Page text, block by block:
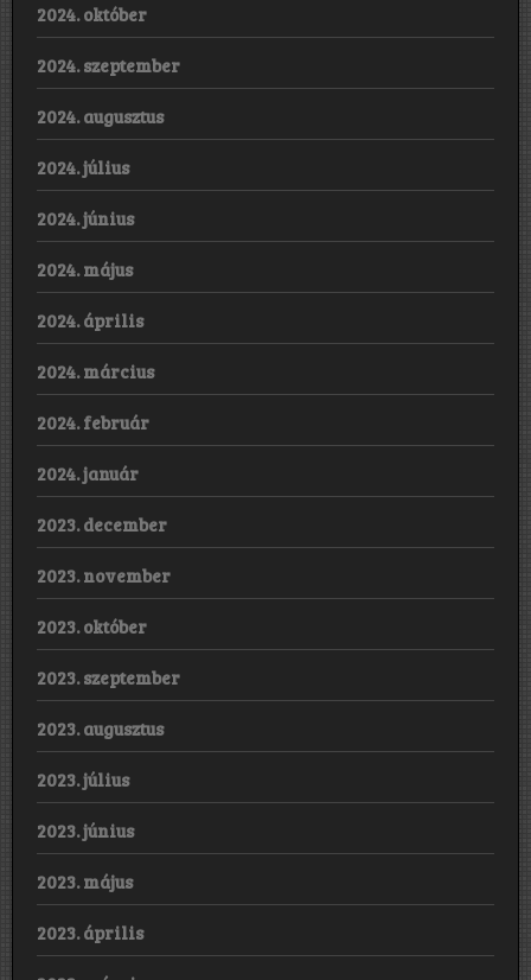
2024. október
2024. szeptember
2024. augusztus
2024. július
2024. június
2024. május
2024. április
2024. március
2024. február
2024. január
2023. december
2023. november
2023. október
2023. szeptember
2023. augusztus
2023. július
2023. június
2023. május
2023. április